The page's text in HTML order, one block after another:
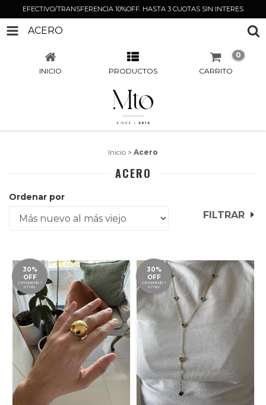
EFECTIVO/TRANSFERENCIA 10%OFF. HASTA 3 CUOTAS SIN INTERES
ACERO
INICIO PRODUCTOS CARRITO
0
Inicio > Acero
ACERO
Ordenar por
FILTRAR
30%
OFF
comprando 1
o más
30%
OFF
comprando 1
o más